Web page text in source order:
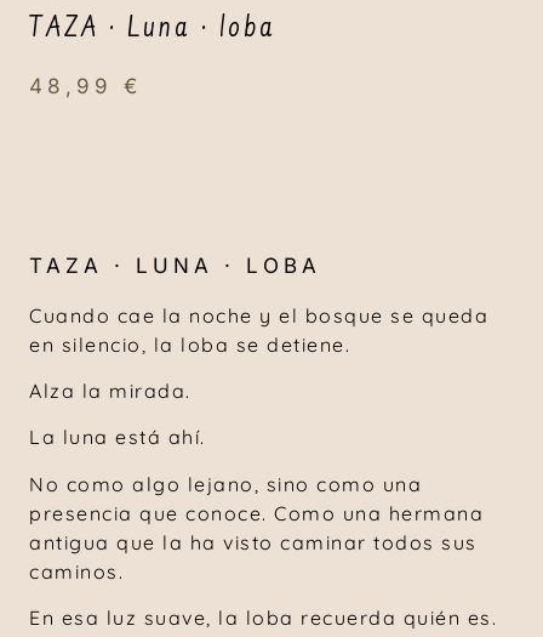
TAZA · Luna · loba
48,99 €
TAZA · LUNA · LOBA
Cuando cae la noche y el bosque se queda
en silencio, la loba se detiene.
Alza la mirada.
La luna está ahí.
No como algo lejano, sino como una
presencia que conoce. Como una hermana
antigua que la ha visto caminar todos sus
caminos.
En esa luz suave, la loba recuerda quién es.